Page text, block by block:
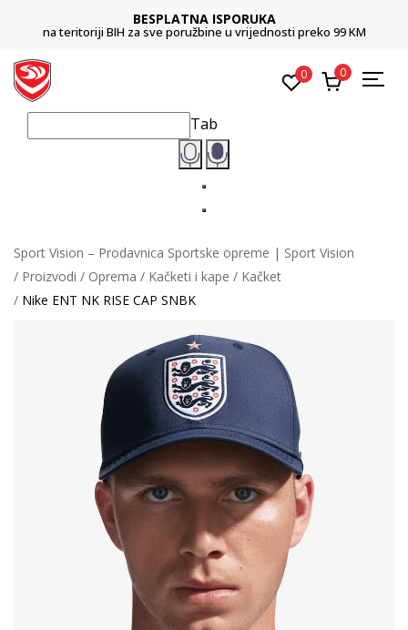
BESPLATNA ISPORUKA
na teritoriji BIH za sve poružbine u vrijednosti preko 99 KM
0 0
Tab
Sport Vision – Prodavnica Sportske opreme | Sport Vision
Proizvodi
Oprema Kačketi i kape
Kačket
Nike ENT NK RISE CAP SNBK